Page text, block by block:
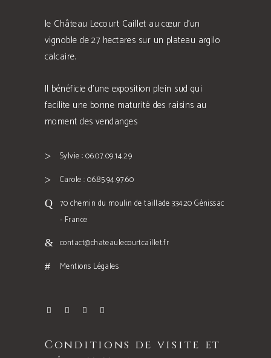
le Château Lecourt Caillet au cœur d’un
vignoble de 27 hectares sur un plateau argilo
calcaire.
Il bénéficie d’une exposition plein sud qui
facilite une bonne maturité des raisins au
moment des vendanges
Sylvie : 06.07.09.14.29
Carole : 06.85.94.97.60
70 chemin du moulin de taillade 33420 Génissac
- France
contact@chateaulecourtcaillet.fr
Mentions Légales
Conditions de visite et